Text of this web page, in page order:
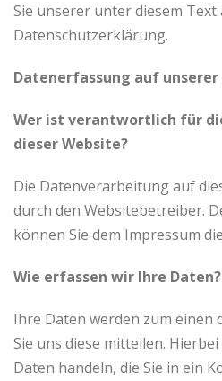
Sie unserer unter diesem
Datenschutzerklärung.
Datenerfassung auf unserer
Wer ist verantwortlich für
dieser Website?
Die Datenverarbeitung auf
durch den Websitebetreiber.
können Sie dem Impressum
Wie erfassen wir Ihre Daten?
Ihre Daten werden zum einen
Sie uns diese mitteilen. Hierbei
Daten handeln, die Sie in ein